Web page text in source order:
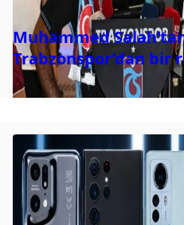
Muhammed
Trabzonspor’dan bir